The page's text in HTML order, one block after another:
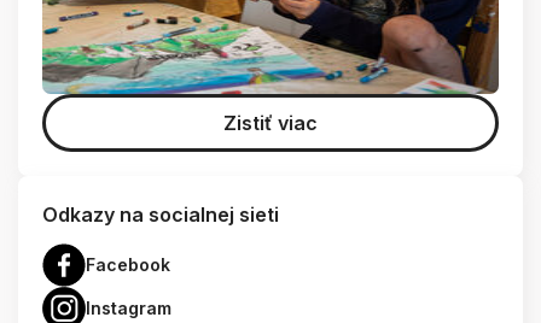
Zistiť viac
Odkazy na socialnej sieti
Facebook
Instagram